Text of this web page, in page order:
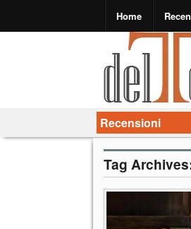
Home
Recensioni
Tag